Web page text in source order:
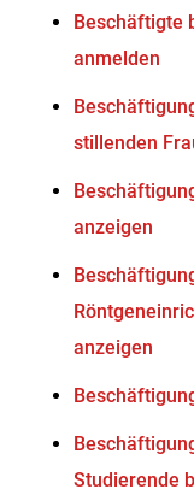
Beschäftigte
anmelden
stillenden
anzeigen
anzeigen
Studierende